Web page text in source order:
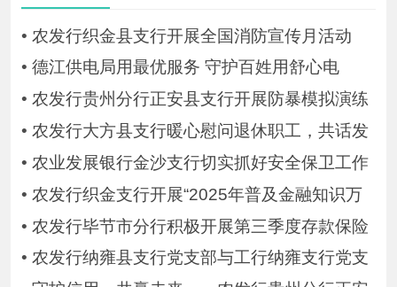
• 农发行织金县支行开展全国消防宣传月活动
• 德江供电局用最优服务 守护百姓用舒心电
• 农发行贵州分行正安县支行开展防暴模拟演练
• 农发行大方县支行暖心慰问退休职工，共话发
• 农业发展银行金沙支行切实抓好安全保卫工作
• 农发行织金支行开展“2025年普及金融知识万
• 农发行毕节市分行积极开展第三季度存款保险
• 农发行纳雍县支行党支部与工行纳雍支行党支